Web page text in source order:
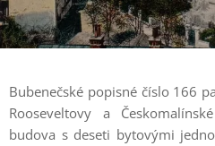
Bubenečské popisné číslo 166
Rooseveltovy a
budova s deseti bytovými